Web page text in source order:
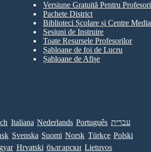
Versiune Gratuită Pentru Profesori
Pachete District
Biblioteci Școlare și Centre Media
Sesiuni de Instruire
Toate Resursele Profesorilor
Șabloane de foi de Lucru
Șabloane de Afișe
Italiana Nederlands Português עברית
Svenska Suomi Norsk Türkçe Polski
Hrvatski български Lietuvos